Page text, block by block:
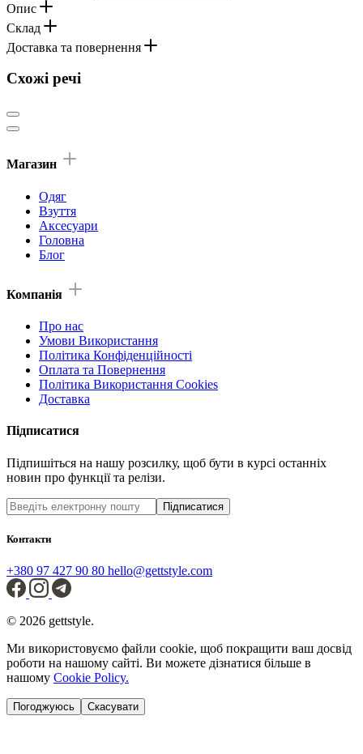
Опис
Склад
Доставка та повернення
Схожі речі
Магазин
Одяг
Взуття
Аксесуари
Головна
Блог
Компанія
Про нас
Умови Використання
Політика Конфіденційності
Оплата та Повернення
Політика Використання Cookies
Доставка
Підписатися
Підпишіться на нашу розсилку, щоб бути в курсі останніх
новин про функції та релізи.
Підписатися
Контакти
+380 97 427 90 80 hello@gettstyle.com
© 2026 gettstyle.
Ми використовуємо файли cookie, щоб покращити ваш досвід
роботи на нашому сайті. Ви можете дізнатися більше в
нашому Cookie Policy.
Погоджуюсь Скасувати